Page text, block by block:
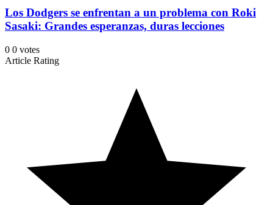
Los Dodgers se enfrentan a un problema con Roki
Sasaki: Grandes esperanzas, duras lecciones
0 0 votes
Article Rating